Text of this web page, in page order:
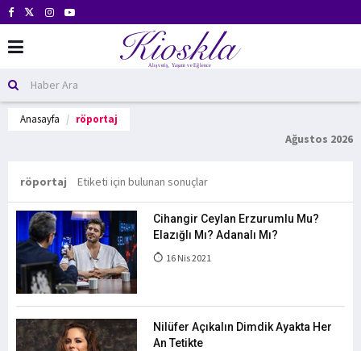
Anasayfa röportaj
Ağustos 2026
röportaj Etiketi için bulunan sonuçlar
Cihangir Ceylan Erzurumlu Mu?
Elazığlı Mı? Adanalı Mı?
16 Nis 2021
Nilüfer Açıkalın Dimdik Ayakta Her
An Tetikte